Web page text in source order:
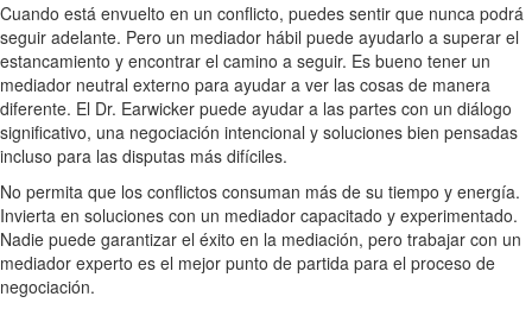
Cuando está envuelto en un conflicto, puedes sentir que nunca podrá
seguir adelante. Pero un mediador hábil puede ayudarlo a superar el
estancamiento y encontrar el camino a seguir. Es bueno tener un
mediador neutral externo para ayudar a ver las cosas de manera
diferente. El Dr. Earwicker puede ayudar a las partes con un diálogo
significativo, una negociación intencional y soluciones bien pensadas
incluso para las disputas más difíciles.
No permita que los conflictos consuman más de su tiempo y energía.
Invierta en soluciones con un mediador capacitado y experimentado.
Nadie puede garantizar el éxito en la mediación, pero trabajar con un
mediador experto es el mejor punto de partida para el proceso de
negociación.